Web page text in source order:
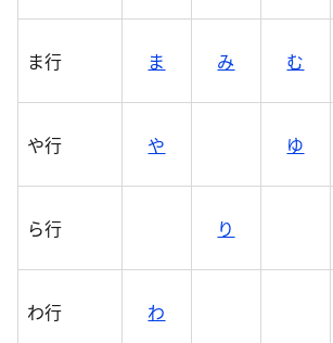
ま行 ま み む
や行 や ゆ
ら行 り
わ行 わ